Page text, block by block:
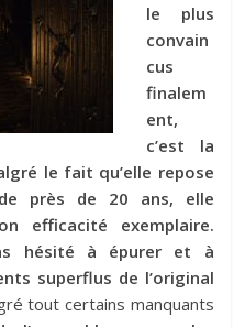
le plus
convain
cus
finalem
ent,
c’est la
le fait qu’elle repose
près de 20 ans, elle
efficacité exemplaire.
hésité à épurer et à
superflus de l’original
tout certains manquants